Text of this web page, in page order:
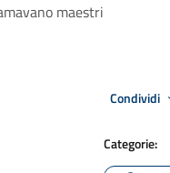
maestri
Condividi
Categorie: